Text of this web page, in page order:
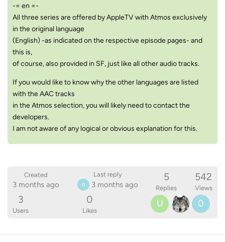
-= en =-
All three series are offered by AppleTV with Atmos exclusively
in the original language
(English) -as indicated on the respective episode pages- and
this is,
of course, also provided in SF, just like all other audio tracks.
If you would like to know why the other languages ​​are listed
with the AAC tracks
in the Atmos selection, you will likely need to contact the
developers.
I am not aware of any logical or obvious explanation for this.
Created
3 months ago
Last reply
0 3 months ago
5
Replies
542
Views
3
Users
0
Likes
U 0